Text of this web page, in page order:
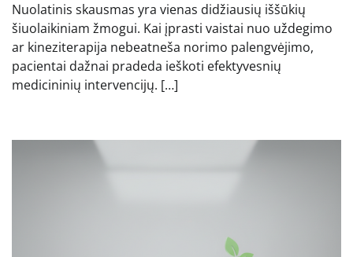
Nuolatinis skausmas yra vienas didžiausių iššūkių
šiuolaikiniam žmogui. Kai įprasti vaistai nuo uždegimo
ar kineziterapija nebeatneša norimo palengvėjimo,
pacientai dažnai pradeda ieškoti efektyvesnių
medicininių intervencijų. […]